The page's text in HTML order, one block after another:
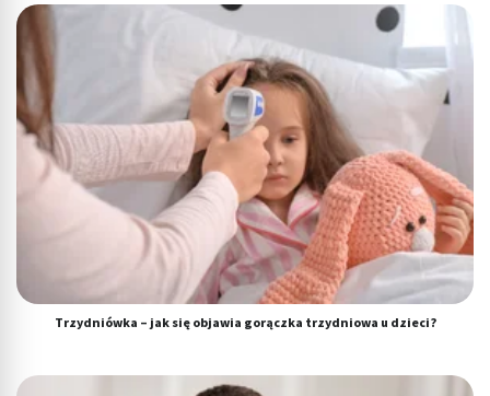
Trzydniówka – jak się objawia gorączka trzydniowa u dzieci?